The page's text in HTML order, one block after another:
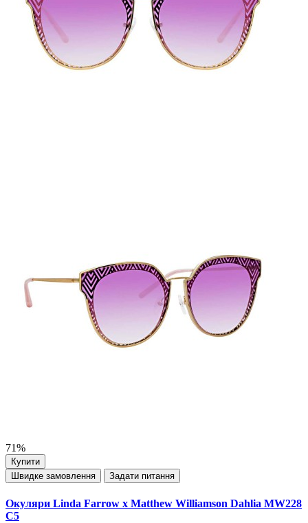
71%
Купити
Швидке замовлення
Задати питання
Окуляри Linda Farrow x Matthew Williamson Dahlia MW228
C5